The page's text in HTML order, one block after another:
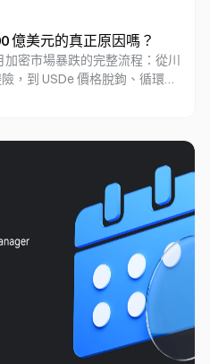
億美元的真正原因嗎？
密市場暴跌的完整流程：從川
，到 USDe 價格脫鉤、循環借
倉所造成的連鎖反應。文章揭